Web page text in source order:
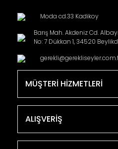
Moda cd.33 Kadikoy
Barış Mah. Akdeniz Cd.
No: 7 Dükkan 1, 34520
MÜŞTERİ HİZMETLERİ
ALIŞVERİŞ